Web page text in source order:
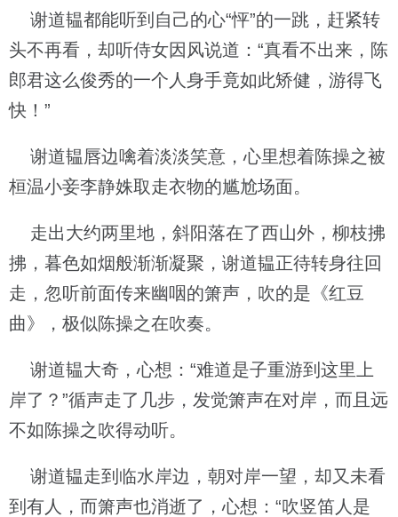
谢道韫都能听到自己的心“怦”的一跳，赶紧转
头不再看，却听侍女因风说道：“真看不出来，陈
郎君这么俊秀的一个人身手竟如此矫健，游得飞
快！”
谢道韫唇边噙着淡淡笑意，心里想着陈操之被
桓温小妾李静姝取走衣物的尴尬场面。
走出大约两里地，斜阳落在了西山外，柳枝拂
拂，暮色如烟般渐渐凝聚，谢道韫正待转身往回
走，忽听前面传来幽咽的箫声，吹的是《红豆
曲》，极似陈操之在吹奏。
谢道韫大奇，心想：“难道是子重游到这里上
岸了？”循声走了几步，发觉箫声在对岸，而且远
不如陈操之吹得动听。
谢道韫走到临水岸边，朝对岸一望，却又未看
到有人，而箫声也消逝了，心想：“吹竖笛人是